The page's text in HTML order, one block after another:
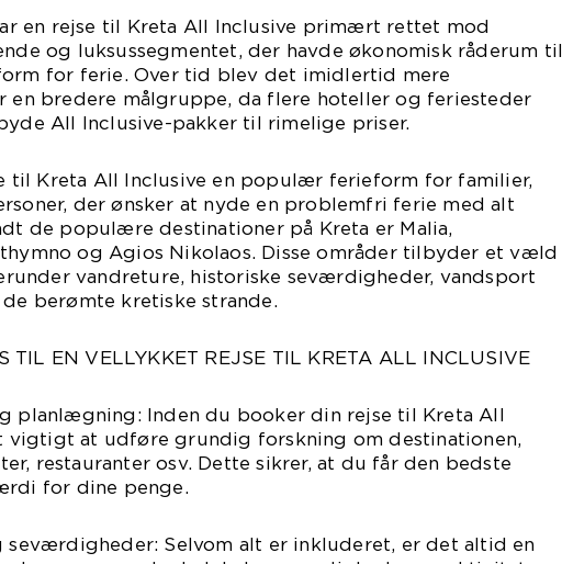
en rejse til Kreta All Inclusive primært rettet mod
og luksussegmentet, der havde økonomisk råderum til
for ferie. Over tid blev det imidlertid mere
bredere målgruppe, da flere hoteller og feriesteder
All Inclusive-pakker til rimelige priser.
til Kreta All Inclusive en populær ferieform for familier,
der ønsker at nyde en problemfri ferie med alt
de populære destinationer på Kreta er Malia,
og Agios Nikolaos. Disse områder tilbyder et væld
vandreture, historiske seværdigheder, vandsport
berømte kretiske strande.
TIL EN VELLYKKET REJSE TIL KRETA ALL INCLUSIVE
planlægning: Inden du booker din rejse til Kreta All
vigtigt at udføre grundig forskning om destinationen,
restauranter osv. Dette sikrer, at du får den bedste
for dine penge.
Selvom alt er inkluderet, er det altid en